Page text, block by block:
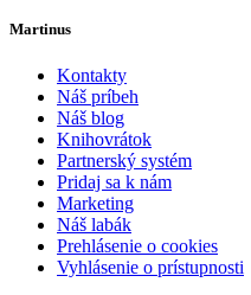
Martinus
Kontakty
Náš príbeh
Náš blog
Knihovrátok
Partnerský systém
Pridaj sa k nám
Marketing
Náš labák
Prehlásenie o cookies
Vyhlásenie o prístupnosti